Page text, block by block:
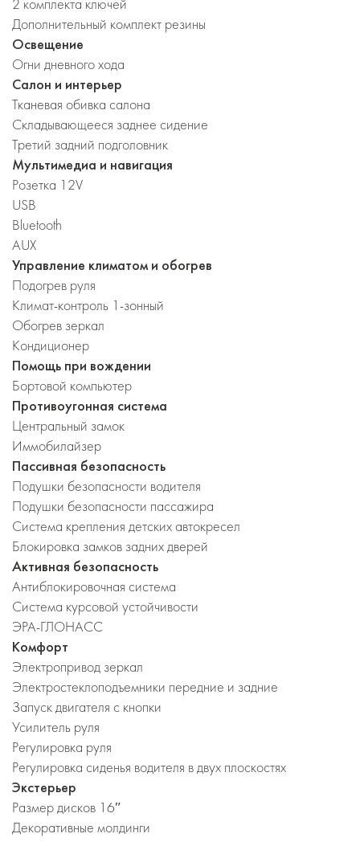
2 комплекта ключей
Дополнительный комплект резины
Освещение
Огни дневного хода
Салон и интерьер
Тканевая обивка салона
Складывающееся заднее сидение
Третий задний подголовник
Мультимедиа и навигация
Розетка 12V
USB
Bluetooth
AUX
Управление климатом и обогрев
Подогрев руля
Климат-контроль 1-зонный
Обогрев зеркал
Кондиционер
Помощь при вождении
Бортовой компьютер
Противоугонная система
Центральный замок
Иммобилайзер
Пассивная безопасность
Подушки безопасности водителя
Подушки безопасности пассажира
Система крепления детских автокресел
Блокировка замков задних дверей
Активная безопасность
Антиблокировочная система
Система курсовой устойчивости
ЭРА-ГЛОНАСС
Комфорт
Электропривод зеркал
Электростеклоподъемники передние и задние
Запуск двигателя с кнопки
Усилитель руля
Регулировка руля
Регулировка сиденья водителя в двух плоскостях
Экстерьер
Размер дисков 16″
Декоративные молдинги